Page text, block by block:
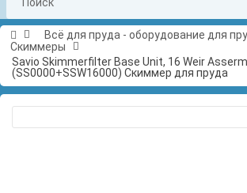
Всё для пруда - оборудование для
Скиммеры
Savio Skimmerfilter Base Unit, 16 Weir
(SS0000+SSW16000) Скиммер для пруда